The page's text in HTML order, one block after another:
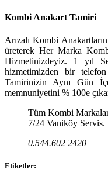
Kombi Anakart Tamiri
Arızalı Kombi
üreterek Her Marka
Hizmetinizdeyiz. 1 yıl
hizmetimizden bir
Tamirinizin Aynı Gün
memnuniyetini % 100e
Tüm Kombi
7/24 Vaniköy Servis.
0.544.602 2420
Etiketler: